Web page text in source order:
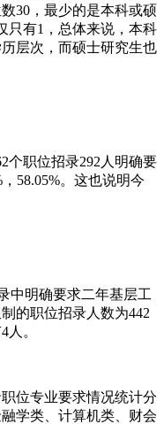
30，最少的是本科或硕
只有1，总体来说，本科
层次，而硕士研究生也
个职位招录292人明确要
58.05%。这也说明今
中明确要求二年基层工
的职位招录人数为442
。
位专业要求情况统计分
学类、计算机类、财会